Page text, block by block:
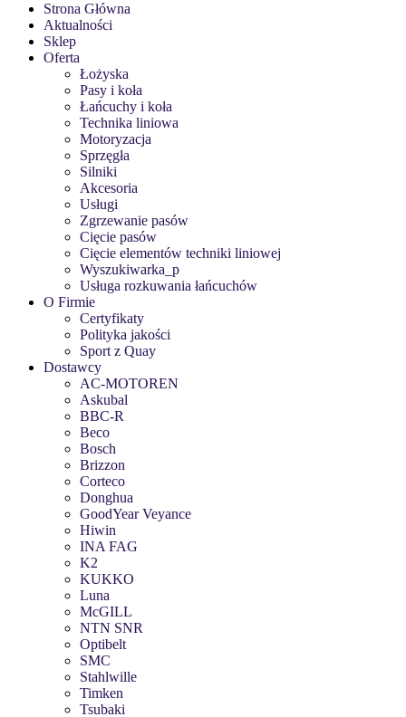
Strona Główna
Aktualności
Sklep
Oferta
Łożyska
Pasy i koła
Łańcuchy i koła
Technika liniowa
Motoryzacja
Sprzęgła
Silniki
Akcesoria
Usługi
Zgrzewanie pasów
Cięcie pasów
Cięcie elementów techniki liniowej
Wyszukiwarka_p
Usługa rozkuwania łańcuchów
O Firmie
Certyfikaty
Polityka jakości
Sport z Quay
Dostawcy
AC-MOTOREN
Askubal
BBC-R
Beco
Bosch
Brizzon
Corteco
Donghua
GoodYear Veyance
Hiwin
INA FAG
K2
KUKKO
Luna
McGILL
NTN SNR
Optibelt
SMC
Stahlwille
Timken
Tsubaki